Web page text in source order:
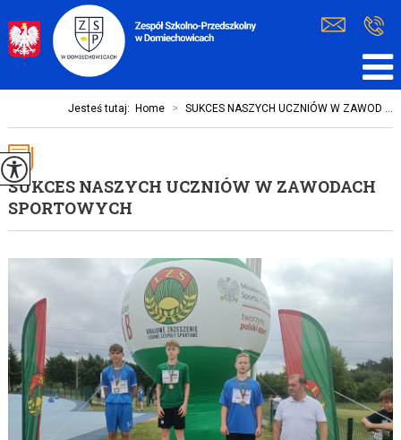
Jesteś tutaj: Home > SUKCES NASZYCH UCZNIÓW W ZAWOD ...
SUKCES NASZYCH UCZNIÓW W ZAWODACH
SPORTOWYCH